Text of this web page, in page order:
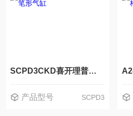
SCPD3CKD喜开理普通型笔形气缸
产品型号 SCPD3